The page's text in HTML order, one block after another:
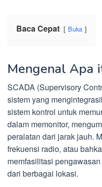
Baca Cepat Buka
Mengenal Apa
SCADA (Supervisory
sistem yang
sistem kontrol untuk
dalam memonitor,
peralatan dari jarak jauh.
frekuensi radio, atau
memfasilitasi
dari berbagai lokasi.